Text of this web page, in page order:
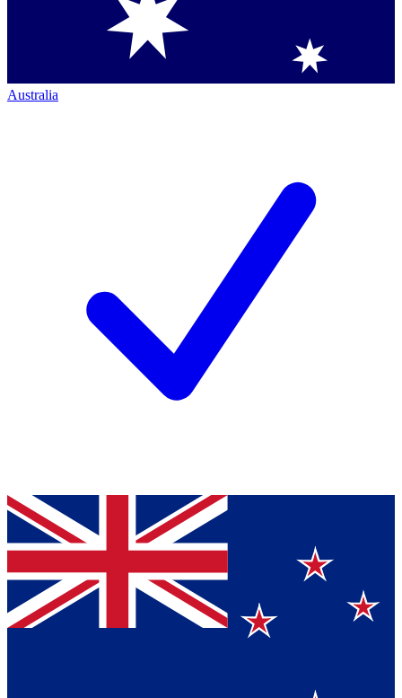
Australia